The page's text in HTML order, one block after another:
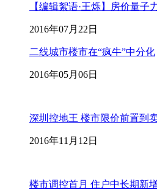
【编辑絮语·王烁】房价量子
2016年07月22日
二线城市楼市在“疯牛”中分化
2016年05月06日
深圳控地王 楼市限价前置到
2016年11月12日
楼市调控首月 住户中长期新